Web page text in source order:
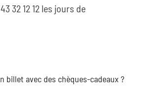
32 12 12 les jours de
billet avec des chèques-cadeaux ?